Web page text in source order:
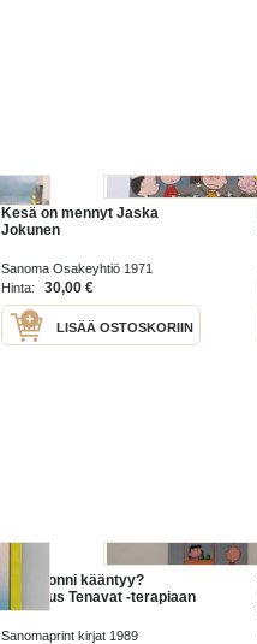
Kesä on mennyt Jaska
Jokunen
Sanoma Osakeyhtiö 1971
Hinta:
30,00 €
LISÄÄ OSTOSKORIIN
Milloin onni kääntyy?
Johdatus Tenavat -terapiaan
Sanomaprint kirjat 1989